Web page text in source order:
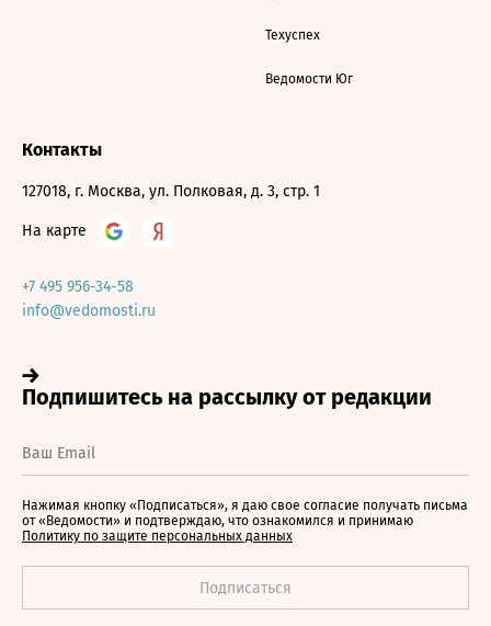
Техуспех
Ведомости Юг
Контакты
127018, г. Москва, ул. Полковая, д. 3, стр. 1
На карте
+7 495 956-34-58
info@vedomosti.ru
Нажимая кнопку «Подписаться», я даю свое согласие получать письма
от «Ведомости» и подтверждаю, что ознакомился и принимаю
Политику по защите персональных данных